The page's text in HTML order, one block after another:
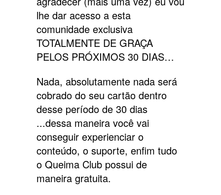
lhe dar acesso a esta
comunidade exclusiva
TOTALMENTE DE GRAÇA
PELOS PRÓXIMOS 30 DIAS…
Nada, absolutamente nada será
cobrado do seu cartão dentro
desse período de 30 dias
...dessa maneira você vai
conseguir experienciar o
conteúdo, o suporte, enfim tudo
o Queima Club possui de
maneira gratuita.